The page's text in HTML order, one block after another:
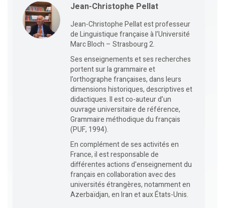
Jean-Christophe Pellat
Jean-Christophe Pellat est professeur
de Linguistique française à l’Université
Marc Bloch – Strasbourg 2.
Ses enseignements et ses recherches
portent sur la grammaire et
l’orthographe françaises, dans leurs
dimensions historiques, descriptives et
didactiques. Il est co-auteur d’un
ouvrage universitaire de référence,
Grammaire méthodique du français
(PUF, 1994).
En complément de ses activités en
France, il est responsable de
différentes actions d'enseignement du
français en collaboration avec des
universités étrangères, notamment en
Azerbaïdjan, en Iran et aux États-Unis.